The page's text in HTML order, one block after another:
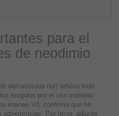
para el
de neodimio
demacmotor.net) rehúsa toda
surgidos por el uso indebido
imanes Vd. confirma que ha
advertencias. Por favor, adjunte